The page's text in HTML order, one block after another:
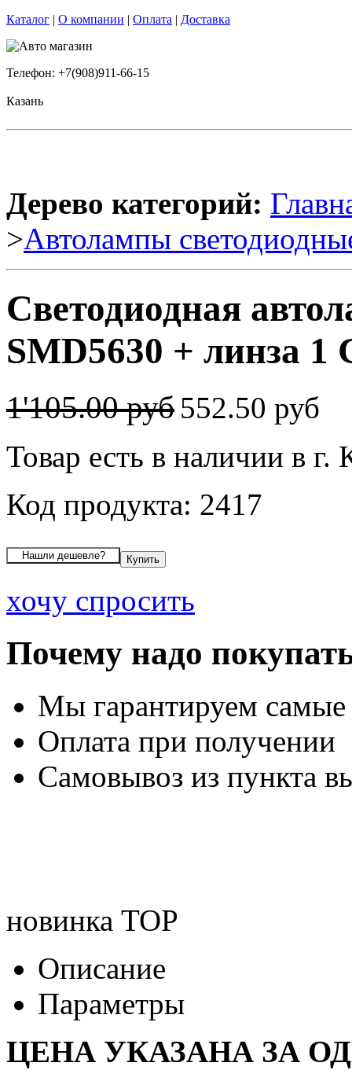
Каталог | О компании | Оплата | Доставка
Телефон: +7(908)911-66-15
Казань
Дерево категорий:
>Автолампы
Светодиодная
SMD5630 + линза 1
1'105.00 руб 552.50 руб
Товар есть в наличии в г.
Код продукта: 2417
хочу спросить
Почему надо
Мы гарантируем
Оплата при получении
Самовывоз из пункта
новинка TOP
Описание
Параметры
ЦЕНА УКАЗАНА ЗА